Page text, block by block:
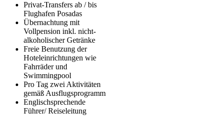
Privat-Transfers ab / bis
Flughafen Posadas
Übernachtung mit
Vollpension inkl. nicht-
alkoholischer Getränke
Freie Benutzung der
Hoteleinrichtungen wie
Fahrräder und
Swimmingpool
Pro Tag zwei Aktivitäten
gemäß Ausflugsprogramm
Englischsprechende
Führer/ Reiseleitung